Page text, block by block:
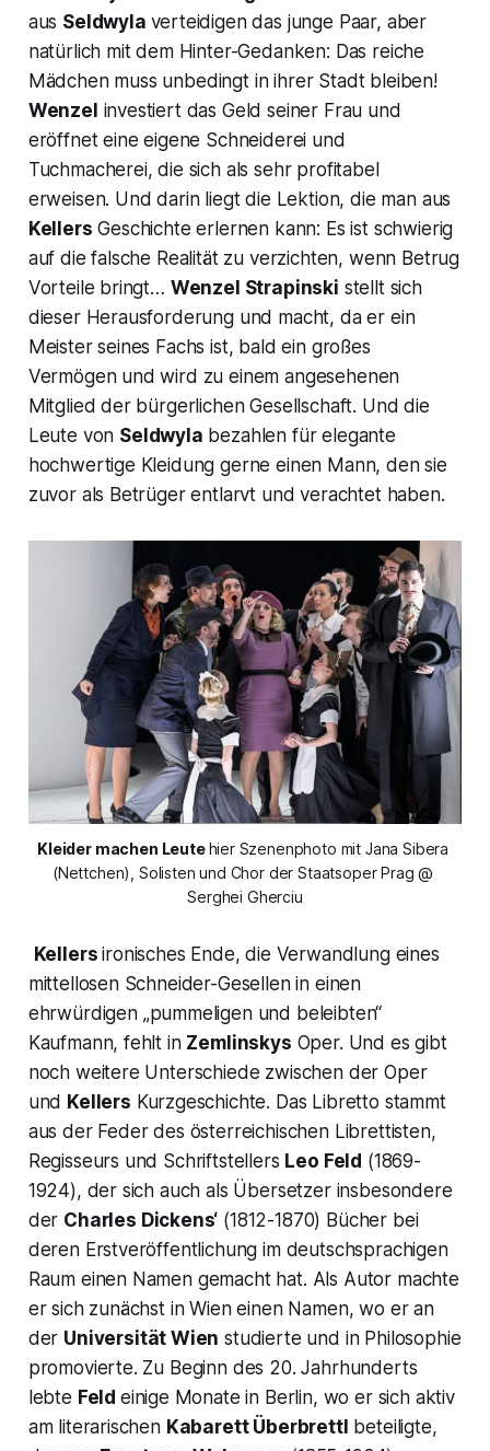
aus Seldwyla verteidigen das junge Paar, aber
natürlich mit dem Hinter-Gedanken: Das reiche
Mädchen muss unbedingt in ihrer Stadt bleiben!
Wenzel investiert das Geld seiner Frau und
eröffnet eine eigene Schneiderei und
Tuchmacherei, die sich als sehr profitabel
erweisen. Und darin liegt die Lektion, die man aus
Kellers Geschichte erlernen kann: Es ist schwierig
auf die falsche Realität zu verzichten, wenn Betrug
Vorteile bringt… Wenzel Strapinski stellt sich
dieser Herausforderung und macht, da er ein
Meister seines Fachs ist, bald ein großes
Vermögen und wird zu einem angesehenen
Mitglied der bürgerlichen Gesellschaft. Und die
Leute von Seldwyla bezahlen für elegante
hochwertige Kleidung gerne einen Mann, den sie
zuvor als Betrüger entlarvt und verachtet haben.
Kleider machen Leute hier Szenenphoto mit Jana Sibera
(Nettchen), Solisten und Chor der Staatsoper Prag @
Serghei Gherciu
Kellersironisches Ende, die Verwandlung eines
mittellosen Schneider-Gesellen in einen
ehrwürdigen „pummeligen und beleibten“
Kaufmann, fehlt in Zemlinskys Oper. Und es gibt
noch weitere Unterschiede zwischen der Oper
und Kellers Kurzgeschichte. Das Libretto stammt
aus der Feder des österreichischen Librettisten,
Regisseurs und Schriftstellers Leo Feld (1869-
1924), der sich auch als Übersetzer insbesondere
der Charles Dickens‘ (1812-1870) Bücher bei
deren Erstveröffentlichung im deutschsprachigen
Raum einen Namen gemacht hat. Als Autor machte
er sich zunächst in Wien einen Namen, wo er an
der Universität Wien studierte und in Philosophie
promovierte. Zu Beginn des 20. Jahrhunderts
lebte Feld einige Monate in Berlin, wo er sich aktiv
am literarischen Kabarett Überbrettl beteiligte,